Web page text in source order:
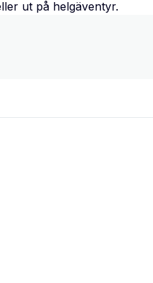
ut på helgäventyr.